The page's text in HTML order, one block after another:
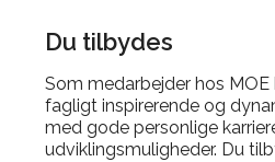
Du tilbydes
Som medarbejder hos
fagligt inspirerende og
med gode personlige
udviklingsmuligheder. Du